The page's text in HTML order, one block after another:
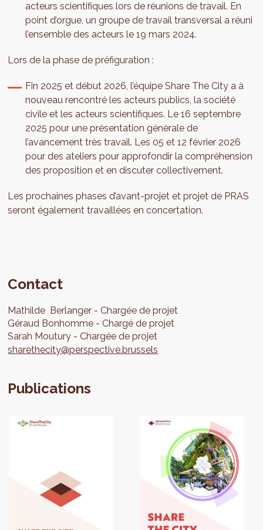
acteurs scientifiques lors de réunions de travail. En
point d’orgue, un groupe de travail transversal a réuni
l’ensemble des acteurs le 19 mars 2024.
Lors de la phase de préfiguration :
Fin 2025 et début 2026, l’équipe Share The City a à
nouveau rencontré les acteurs publics, la société
civile et les acteurs scientifiques. Le 16 septembre
2025 pour une présentation générale de
l’avancement très travail. Les 05 et 12 février 2026
pour des ateliers pour approfondir la compréhension
des proposition et en discuter collectivement.
Les prochaines phases d’avant-projet et projet de PRAS
seront également travaillées en concertation.
Contact
Mathilde Berlanger
Chargée de projet
Géraud Bonhomme
Chargé de projet
Sarah Moutury
Chargée de projet
sharethecity@perspective.brussels
Publications